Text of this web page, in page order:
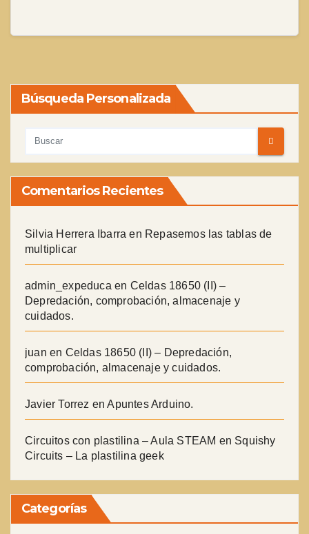
Búsqueda Personalizada
Comentarios Recientes
Silvia Herrera Ibarra en Repasemos las tablas de
multiplicar
admin_expeduca en Celdas 18650 (II) –
Depredación, comprobación, almacenaje y
cuidados.
juan en Celdas 18650 (II) – Depredación,
comprobación, almacenaje y cuidados.
Javier Torrez enApuntes Arduino.
Circuitos con plastilina – Aula STEAM en Squishy
Circuits – La plastilina geek
Categorías